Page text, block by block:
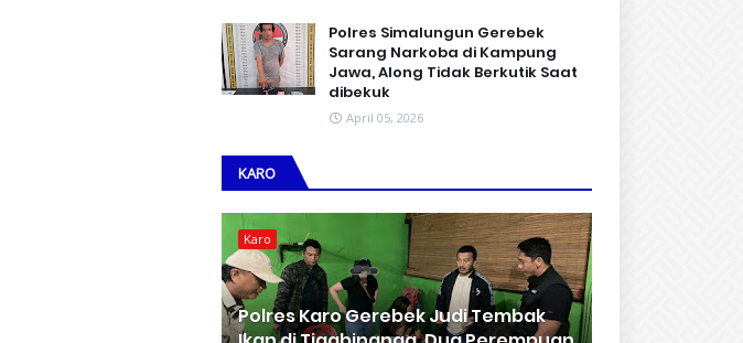
Polres Simalungun Gerebek
Sarang Narkoba di Kampung
Jawa, Along Tidak Berkutik Saat
dibekuk
April 05, 2026
KARO
Karo
Polres Karo Gerebek Judi Tembak